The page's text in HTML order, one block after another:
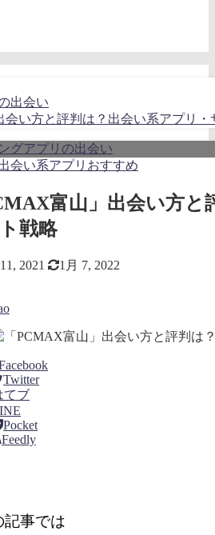
出会い
会い方と評判は？出会い系アプリ・
グアプリの出会い
会い系アプリおすすめ
富山」出会い方
戦略
2021 1月 7, 2022
Twitter
てブ
Pocket
Feedly
記事では